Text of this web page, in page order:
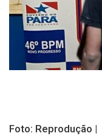
Foto: Reprodução |